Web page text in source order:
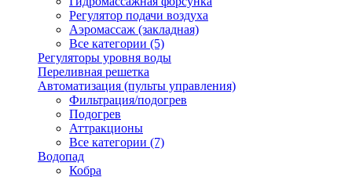
Регулятор подачи воздуха
Аэромассаж (закладная)
Все категории (5)
Регуляторы уровня воды
Переливная решетка
Автоматизация (пульты управления)
Фильтрация/подогрев
Подогрев
Аттракционы
Все категории (7)
Водопад
Кобра